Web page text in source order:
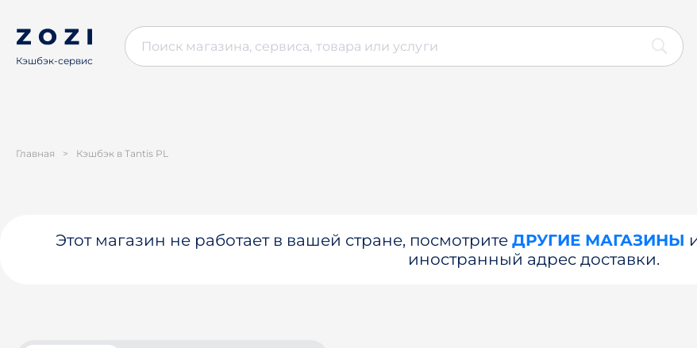
Кэшбэк-сервис
Главная > Кэшбэк в Tantis PL
Этот магазин не работает в вашей стране, посмотрите ДРУГИЕ МАГАЗИНЫ
иностранный адрес доставки.